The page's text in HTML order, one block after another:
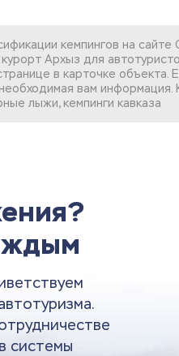
кемпингов на
Архыз для
в карточке объекта.
вам
лыжи, кемпинги кавказа
системы